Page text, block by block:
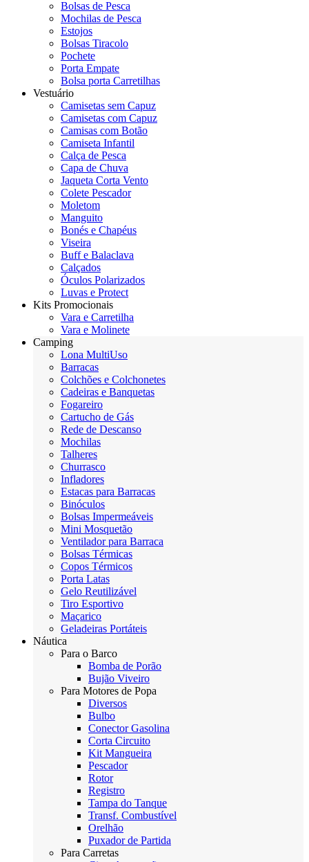
Bolsas de Pesca
Mochilas de Pesca
Estojos
Bolsas Tiracolo
Pochete
Porta Empate
Bolsa porta Carretilhas
Vestuário
Camisetas sem Capuz
Camisetas com Capuz
Camisas com Botão
Camiseta Infantil
Calça de Pesca
Capa de Chuva
Jaqueta Corta Vento
Colete Pescador
Moletom
Manguito
Bonés e Chapéus
Viseira
Buff e Balaclava
Calçados
Óculos Polarizados
Luvas e Protect
Kits Promocionais
Vara e Carretilha
Vara e Molinete
Camping
Lona MultiUso
Barracas
Colchões e Colchonetes
Cadeiras e Banquetas
Fogareiro
Cartucho de Gás
Rede de Descanso
Mochilas
Talheres
Churrasco
Infladores
Estacas para Barracas
Binóculos
Bolsas Impermeáveis
Mini Mosquetão
Ventilador para Barraca
Bolsas Térmicas
Copos Térmicos
Porta Latas
Gelo Reutilizável
Tiro Esportivo
Maçarico
Geladeiras Portáteis
Náutica
Para o Barco
Bomba de Porão
Bujão Viveiro
Para Motores de Popa
Diversos
Bulbo
Conector Gasolina
Corta Circuito
Kit Mangueira
Pescador
Rotor
Registro
Tampa do Tanque
Transf. Combustível
Orelhão
Puxador de Partida
Para Carretas